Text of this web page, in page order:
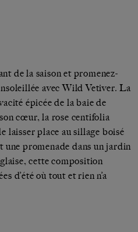
de la saison et promenez-
avec Wild Vetiver. La
épicée de la baie de
cœur, la rose centifolia
laisser place au sillage boisé
une promenade dans un jardin
cette composition
d’été où tout et rien n’a